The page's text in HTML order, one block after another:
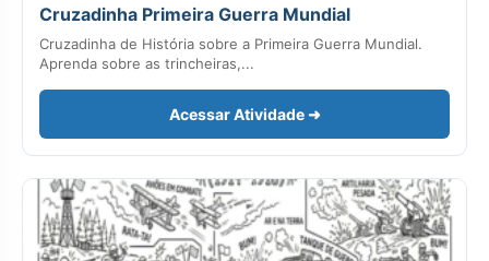
Cruzadinha Primeira Guerra Mundial
Cruzadinha de História sobre a Primeira Guerra Mundial.
Aprenda sobre as trincheiras,...
Acessar Atividade ➜